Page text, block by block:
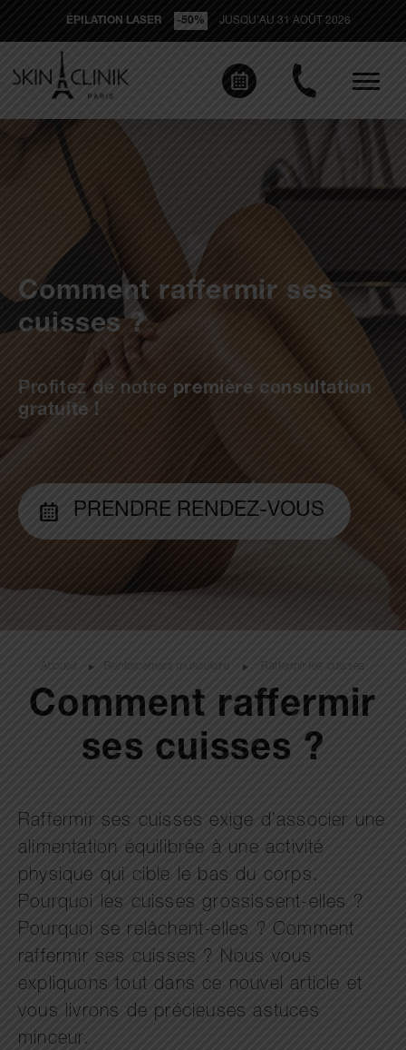
ÉPILATION LASER -50% JUSQU’AU 31 AOÛT 2026
Comment raffermir ses
cuisses ?
Profitez de notre première consultation
gratuite !
PRENDRE RENDEZ-VOUS
Accueil Renforcement musculaire Raffermir les cuisses
Comment raffermir
ses cuisses ?
Raffermir ses cuisses exige d’associer une
alimentation équilibrée à une activité
physique qui cible le bas du corps.
Pourquoi les cuisses grossissent-elles ?
Pourquoi se relâchent-elles ? Comment
raffermir ses cuisses ? Nous vous
expliquons tout dans ce nouvel article et
vous livrons de précieuses astuces
minceur.